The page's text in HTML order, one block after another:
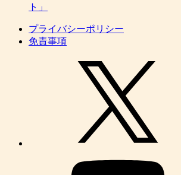
ト」
プライバシーポリシー
免責事項